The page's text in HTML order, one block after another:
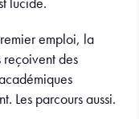
emploi, la
reçoivent des
Les parcours aussi.